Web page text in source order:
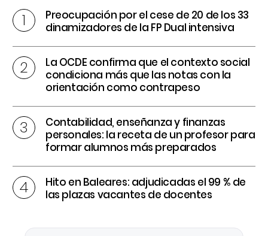
Preocupación por el cese de 20 de los 33
dinamizadores de la FP Dual intensiva
La OCDE confirma que el contexto social
condiciona más que las notas con la
orientación como contrapeso
Contabilidad, enseñanza y finanzas
personales: la receta de un profesor para
formar alumnos más preparados
Hito en Baleares: adjudicadas el 99 % de
las plazas vacantes de docentes